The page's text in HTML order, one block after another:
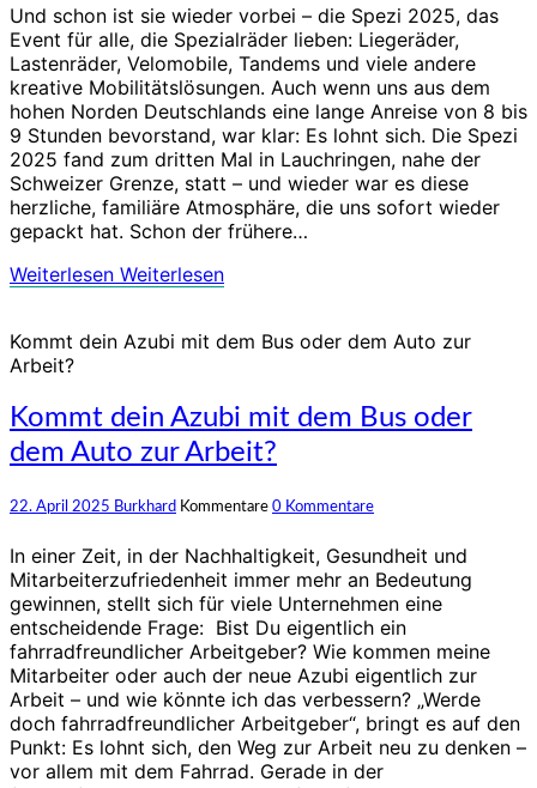
Und schon ist sie wieder vorbei – die Spezi 2025, das
Event für alle, die Spezialräder lieben: Liegeräder,
Lastenräder, Velomobile, Tandems und viele andere
kreative Mobilitätslösungen. Auch wenn uns aus dem
hohen Norden Deutschlands eine lange Anreise von 8 bis
9 Stunden bevorstand, war klar: Es lohnt sich. Die Spezi
2025 fand zum dritten Mal in Lauchringen, nahe der
Schweizer Grenze, statt – und wieder war es diese
herzliche, familiäre Atmosphäre, die uns sofort wieder
gepackt hat. Schon der frühere…
Weiterlesen Weiterlesen
Kommt dein Azubi mit dem Bus oder dem Auto zur
Arbeit?
Kommt dein Azubi mit dem Bus oder
dem Auto zur Arbeit?
22. April 2025 Burkhard Kommentare 0 Kommentare
In einer Zeit, in der Nachhaltigkeit, Gesundheit und
Mitarbeiterzufriedenheit immer mehr an Bedeutung
gewinnen, stellt sich für viele Unternehmen eine
entscheidende Frage: Bist Du eigentlich ein
fahrradfreundlicher Arbeitgeber? Wie kommen meine
Mitarbeiter oder auch der neue Azubi eigentlich zur
Arbeit – und wie könnte ich das verbessern? „Werde
doch fahrradfreundlicher Arbeitgeber“, bringt es auf den
Punkt: Es lohnt sich, den Weg zur Arbeit neu zu denken –
vor allem mit dem Fahrrad. Gerade in der